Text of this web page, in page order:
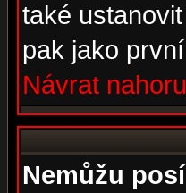
také
pak jako
Návrat nahoru
Nemůžu